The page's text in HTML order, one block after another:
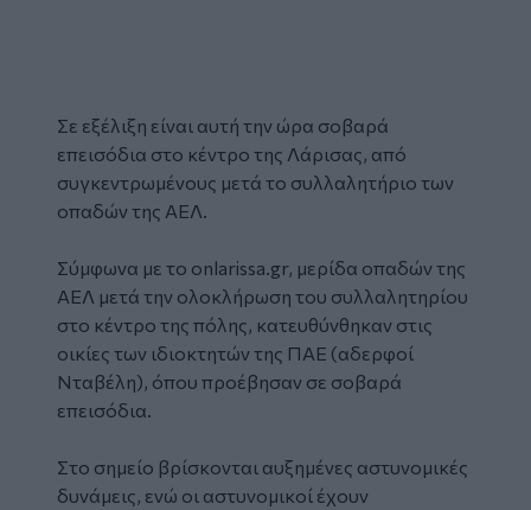
Σε εξέλιξη είναι αυτή την ώρα σοβαρά
επεισόδια στο κέντρο της Λάρισας, από
συγκεντρωμένους μετά το συλλαλητήριο των
οπαδών της ΑΕΛ.
Σύμφωνα με το onlarissa.gr, μερίδα οπαδών της
ΑΕΛ μετά την ολοκλήρωση του συλλαλητηρίου
στο κέντρο της πόλης, κατευθύνθηκαν στις
οικίες των ιδιοκτητών της ΠΑΕ (αδερφοί
Νταβέλη), όπου προέβησαν σε σοβαρά
επεισόδια.
Στο σημείο βρίσκονται αυξημένες αστυνομικές
δυνάμεις, ενώ οι αστυνομικοί έχουν